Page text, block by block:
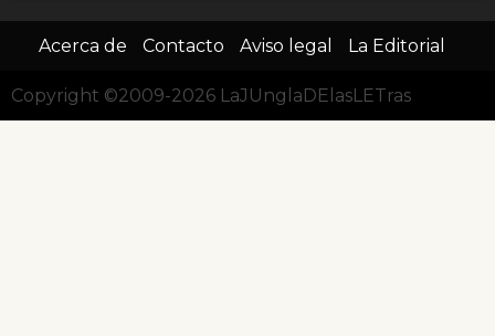
Acerca de Contacto Aviso legal La Editorial
Copyright ©2009-2026 LaJUnglaDElasLETras